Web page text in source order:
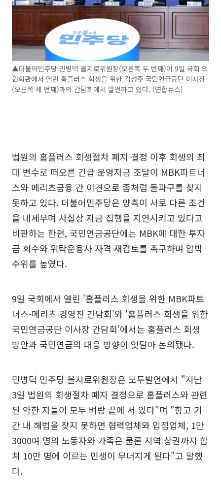
▲더불어민주당 민병덕 을지로위원장(오른쪽 두 번째)이 9일 국회 의
원회관에서 열린 홈플러스 회생을 위한 김성주 국민연금공단 이사장
(오른쪽 세 번째)과의 간담회에서 발언하고 있다. (연합뉴스)
법원의 홈플러스 회생절차 폐지 결정 이후 회생의 최
대 변수로 떠오른 긴급 운영자금 조달이 MBK파트너
스와 메리츠금융 간 이견으로 좀처럼 돌파구를 찾지
못하고 있다. 더불어민주당은 양측이 서로 다른 조건
을 내세우며 사실상 자금 집행을 지연시키고 있다고
비판하는 한편, 국민연금공단에는 MBK에 대한 투자
금 회수와 위탁운용사 자격 재검토를 촉구하며 압박
수위를 높였다.
9일 국회에서 열린 '홈플러스 회생을 위한 MBK파트
너스-메리츠 경영진 간담회'와 '홈플러스 회생을 위한
국민연금공단 이사장 간담회'에서는 홈플러스 회생
방안과 국민연금의 대응 방향이 잇달아 논의됐다.
민병덕 민주당 을지로위원장은 모두발언에서 "지난
3일 법원의 회생절차 폐지 결정으로 홈플러스와 관련
된 약한 자들이 모두 벼랑 끝에 서 있다"며 "항고 기
간 내 해법을 찾지 못하면 협력업체와 입점업체, 1만
3000여 명의 노동자와 가족은 물론 지역 상권까지 합
쳐 10만 명에 이르는 민생이 무너지게 된다"고 말했
다.